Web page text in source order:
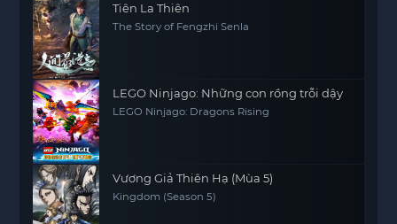
Tiên La Thiên
The Story of Fengzhi Senla
LEGO Ninjago: Những con rồng trỗi dậy
LEGO Ninjago: Dragons Rising
Vương Giả Thiên Hạ (Mùa 5)
Kingdom (Season 5)